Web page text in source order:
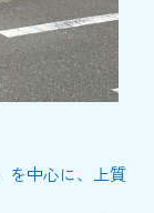
を中心に、上質